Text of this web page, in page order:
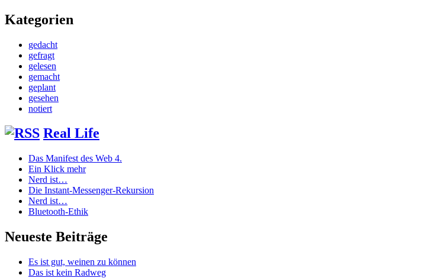
Kategorien
gedacht
gefragt
gelesen
gemacht
geplant
gesehen
notiert
Real Life
Das Manifest des Web 4.
Ein Klick mehr
Nerd ist…
Die Instant-Messenger-Rekursion
Nerd ist…
Bluetooth-Ethik
Neueste Beiträge
Es ist gut, weinen zu können
Das ist kein Radweg